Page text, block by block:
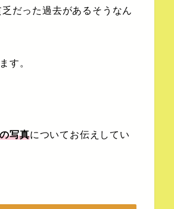
だった過去があるそうなん
す。
写真についてお伝えしてい